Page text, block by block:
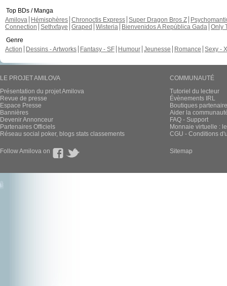
Top BDs / Manga
Amilova
Hémisphères Chronoctis Express Super Dragon Bros Z
Connection Sethxfaye Graped Wisteria Bienvenidos A República Gada Only
Genre
Action
Dessins - Artworks Fantasy - SF Humour Jeunesse Romance Sexy -
LE PROJET AMILOVA
Présentation du projet Amilova
Revue de presse
Espace Presse
Bannières
Devenir Annonceur
Partenaires Officiels
Réseau social poker, blogs stats classements
COMMUNAUTÉ
Tutoriel du lecteur
Évènements IRL
Boutiques
Aider la
FAQ - Support
Monnaie virtuelle :
CGU - Conditions
Follow Amilova on Sitemap